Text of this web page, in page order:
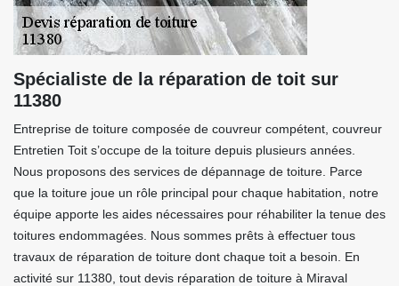
Spécialiste de la réparation de toit sur
11380
Entreprise de toiture composée de couvreur compétent, couvreur
Entretien Toit s’occupe de la toiture depuis plusieurs années.
Nous proposons des services de dépannage de toiture. Parce
que la toiture joue un rôle principal pour chaque habitation, notre
équipe apporte les aides nécessaires pour réhabiliter la tenue des
toitures endommagées. Nous sommes prêts à effectuer tous
travaux de réparation de toiture dont chaque toit a besoin. En
activité sur 11380, tout devis réparation de toiture à Miraval